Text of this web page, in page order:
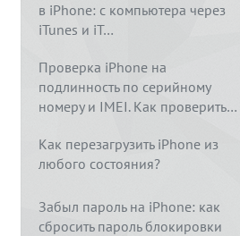
в iPhone: с компьютера через
iTunes и iT…
Проверка iPhone на
подлинность по серийному
номеру и IMEI. Как проверить…
Как перезагрузить iPhone из
любого состояния?
Забыл пароль на iPhone: как
сбросить пароль блокировки